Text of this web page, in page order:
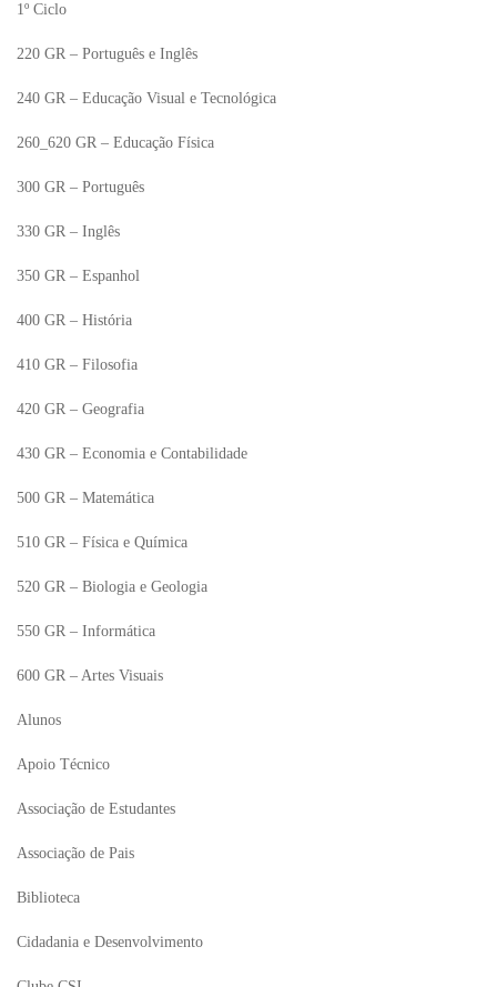
1º Ciclo
220 GR – Português e Inglês
240 GR – Educação Visual e Tecnológica
260_620 GR – Educação Física
300 GR – Português
330 GR – Inglês
350 GR – Espanhol
400 GR – História
410 GR – Filosofia
420 GR – Geografia
430 GR – Economia e Contabilidade
500 GR – Matemática
510 GR – Física e Química
520 GR – Biologia e Geologia
550 GR – Informática
600 GR – Artes Visuais
Alunos
Apoio Técnico
Associação de Estudantes
Associação de Pais
Biblioteca
Cidadania e Desenvolvimento